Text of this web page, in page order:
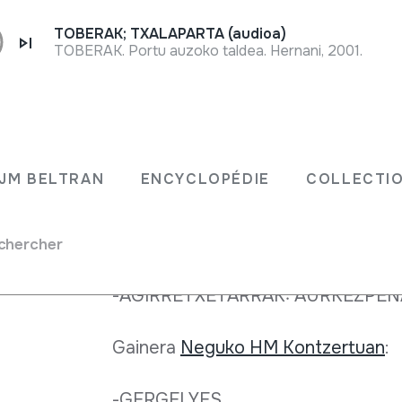
BELTRAN ENCYCLOPÉDIE
TOBERAK; TXALAPARTA (audioa)
TOBERAK. Portu auzoko taldea. Hernani, 2001.
/
-AGIRRETXETARRAK HERRI
-AGIRRETXETARRAK:
Gainera Neguko HM Kontzertuan: